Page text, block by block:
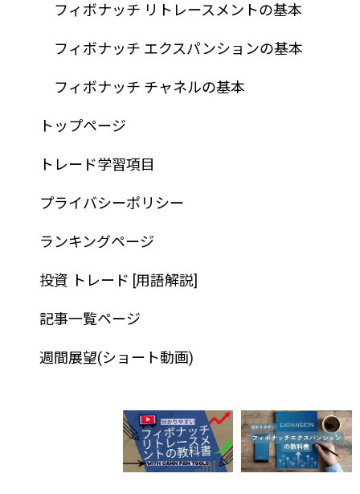
フィボナッチ リトレースメントの基本
フィボナッチ エクスパンションの基本
フィボナッチ チャネルの基本
トップページ
トレード学習項目
プライバシーポリシー
ランキングページ
投資 トレード [用語解説]
記事一覧ページ
週間展望(ショート動画)